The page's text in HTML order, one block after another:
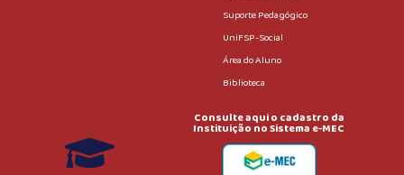
Suporte Pedagógico
UniFSP-Social
Área do Aluno
Biblioteca
Consulte aqui o cadastro da
Instituição no Sistema e-MEC